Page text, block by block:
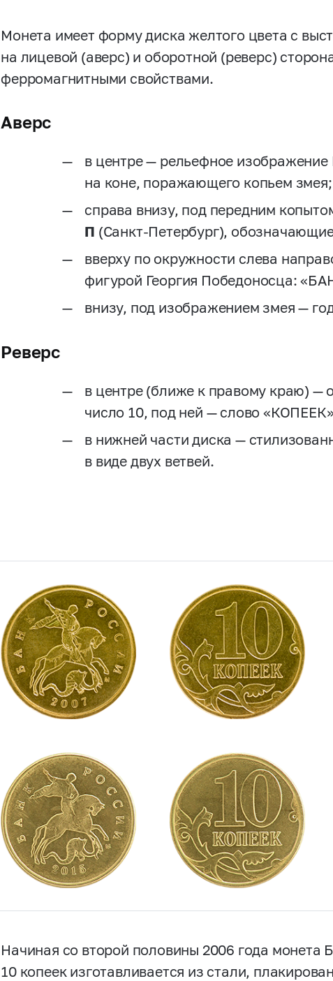
Монета имеет форму диска желтого цвета с
на лицевой (аверс) и оборотной (реверс)
ферромагнитными свойствами.
Аверс
в центре — рельефное
на коне, поражающего копьем змея;
справа внизу, под передним
П (Санкт-Петербург),
вверху по окружности слева
фигурой Георгия Победоносца:
внизу, под изображением змея —
Реверс
в центре (ближе к правому краю) —
число 10, под ней — слово
в нижней части диска —
в виде двух ветвей.
Начиная со второй половины 2006 года монета
10 копеек изготавливается из стали,